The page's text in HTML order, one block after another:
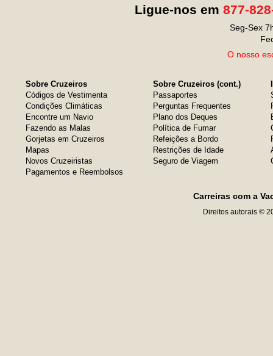
Ligue-nos em 877-
Seg-Sex
O nosso
Sobre Cruzeiros
Códigos de Vestimenta
Condições Climáticas
Encontre um Navio
Fazendo as Malas
Gorjetas em Cruzeiros
Mapas
Novos Cruzeiristas
Pagamentos e Reembolsos
Sobre Cruzeiros (cont.)
Passaportes
Perguntas Frequentes
Plano dos Deques
Política de Fumar
Refeições a Bordo
Restrições de Idade
Seguro de Viagem
Carreiras com a
Direitos autorais ©